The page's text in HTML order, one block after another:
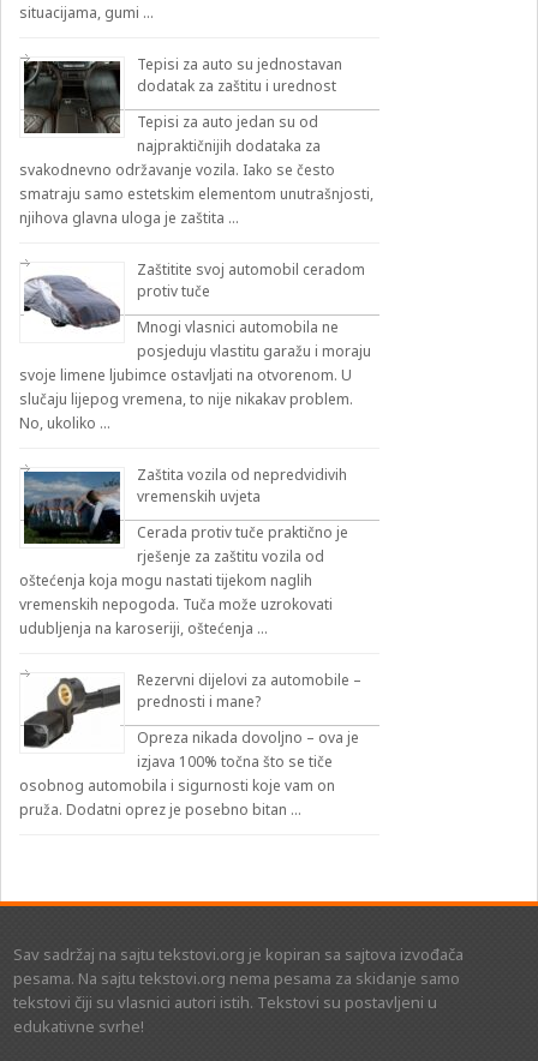
situacijama, gumi …
Tepisi za auto su jednostavan
dodatak za zaštitu i urednost
Tepisi za auto jedan su od
najpraktičnijih dodataka za
svakodnevno održavanje vozila. Iako se često
smatraju samo estetskim elementom unutrašnjosti,
njihova glavna uloga je zaštita …
Zaštitite svoj automobil ceradom
protiv tuče
Mnogi vlasnici automobila ne
posjeduju vlastitu garažu i moraju
svoje limene ljubimce ostavljati na otvorenom. U
slučaju lijepog vremena, to nije nikakav problem.
No, ukoliko …
Zaštita vozila od nepredvidivih
vremenskih uvjeta
Cerada protiv tuče praktično je
rješenje za zaštitu vozila od
oštećenja koja mogu nastati tijekom naglih
vremenskih nepogoda. Tuča može uzrokovati
udubljenja na karoseriji, oštećenja …
Rezervni dijelovi za automobile –
prednosti i mane?
Opreza nikada dovoljno – ova je
izjava 100% točna što se tiče
osobnog automobila i sigurnosti koje vam on
pruža. Dodatni oprez je posebno bitan …
Sav sadržaj na sajtu tekstovi.org je kopiran sa sajtova izvođača
pesama. Na sajtu tekstovi.org nema pesama za skidanje samo
tekstovi čiji su vlasnici autori istih. Tekstovi su postavljeni u
edukativne svrhe!